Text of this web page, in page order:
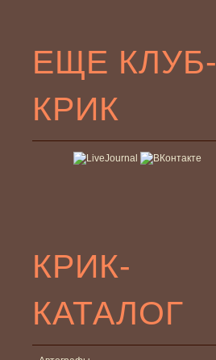
ЕЩЕ КЛУБ-
КРИК
КРИК-
КАТАЛОГ